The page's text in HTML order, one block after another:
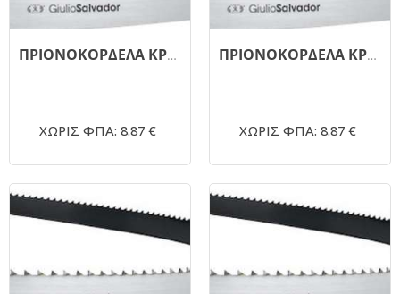
ΠΡΙΟΝΟΚΟΡΔΕΛΑ ΚΡΕΑΤΟΣ 1680.19mm G.SALVADOR 4TPI
ΧΩΡΙΣ ΦΠΑ: 8.87 €
ΠΡΙΟΝΟΚΟΡΔΕΛΑ ΚΡΕΑΤΟΣ 1640.19mm G.SALVADOR 3TPI
ΧΩΡΙΣ ΦΠΑ: 8.87 €